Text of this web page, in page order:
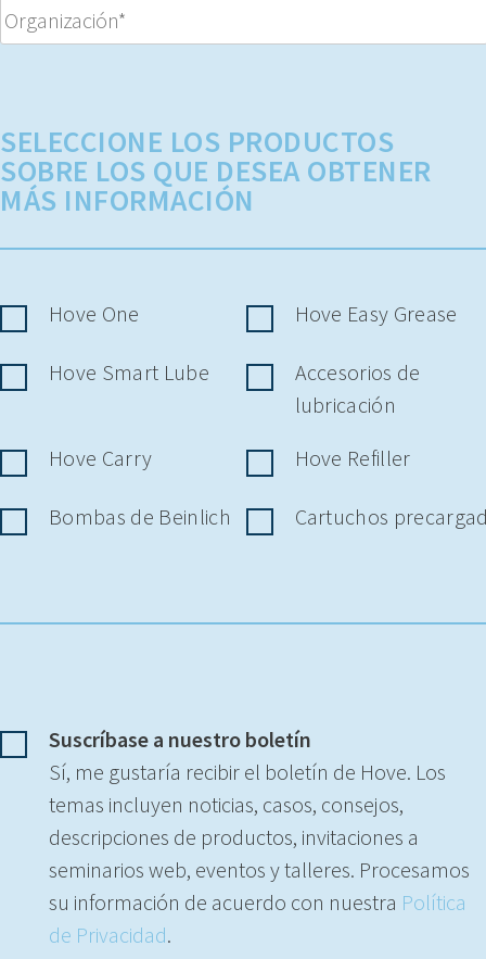
SELECCIONE LOS PRODUCTOS
SOBRE LOS QUE DESEA OBTENER
MÁS INFORMACIÓN
Hove One Hove Easy Grease
Hove Smart Lube
Accesorios de
lubricación
Hove Carry
Hove Refiller
Bombas de Beinlich Cartuchos
Suscríbase a nuestro boletín
Sí, me gustaría recibir el boletín de Hove. Los
temas incluyen noticias, casos, consejos,
descripciones de productos, invitaciones a
seminarios web, eventos y talleres. Procesamos
su información de acuerdo con nuestra Política
de Privacidad.